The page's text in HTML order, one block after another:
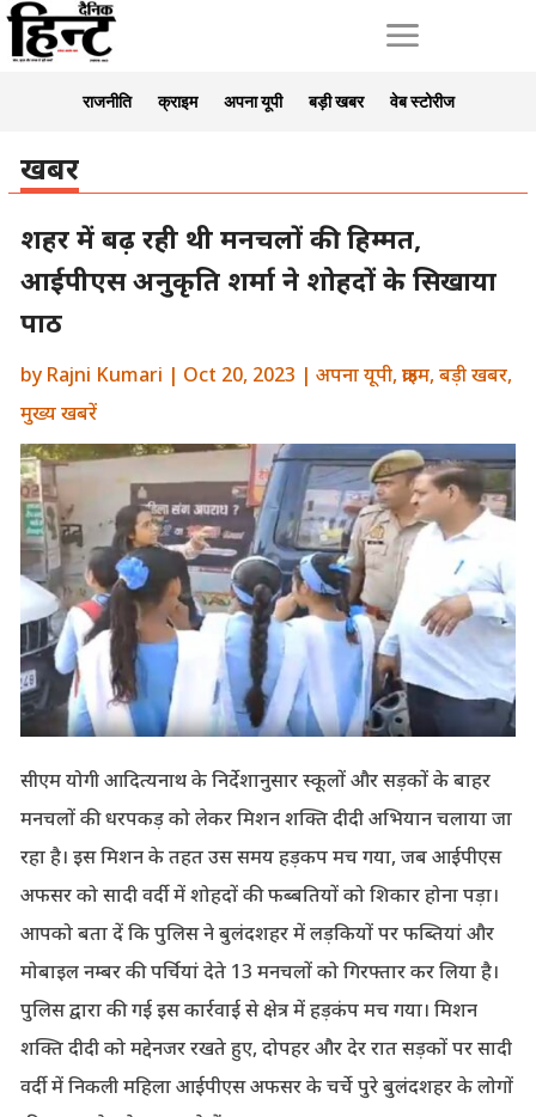
a
राजनीति क्राइम अपना यूपी बड़ी खबर वेब स्टोरीज
खबर
शहर में बढ़ रही थी मनचलों की हिम्मत,
आईपीएस अनुकृति शर्मा ने शोहदों के सिखाया
पाठ
by Rajni Kumari | Oct 20, 2023 | अपना यूपी,क्राइम,बड़ी खबर,
मुख्य खबरें
सीएम योगी आदित्यनाथ के निर्देशानुसार स्कूलों और सड़कों के बाहर
मनचलों की धरपकड़ को लेकर मिशन शक्ति दीदी अभियान चलाया जा
रहा है। इस मिशन के तहत उस समय हड़कप मच गया, जब आईपीएस
अफसर को सादी वर्दी में शोहदों की फब्बतियों को शिकार होना पड़ा।
आपको बता दें कि पुलिस ने बुलंदशहर में लड़कियों पर फब्तियां और
मोबाइल नम्बर की पर्चियां देते 13 मनचलों को गिरफ्तार कर लिया है।
पुलिस द्वारा की गई इस कार्रवाई से क्षेत्र में हड़कंप मच गया। मिशन
शक्ति दीदी को मद्देनजर रखते हुए, दोपहर और देर रात सड़कों पर सादी
वर्दी में निकली महिला आईपीएस अफसर के चर्चे पुरे बुलंदशहर के लोगों